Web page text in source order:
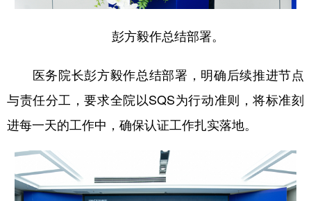
彭方毅作总结部署。
医务院长彭方毅作总结部署，明确后续推进节点
与责任分工，要求全院以SQS为行动准则，将标准刻
进每一天的工作中，确保认证工作扎实落地。